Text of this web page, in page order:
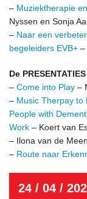
– Muziektherapie
Nyssen en Sonja
– Naar een
begeleiders EVB+ –
De
– Come into Play –
– Music Therpay to
People with
Work – Koert van
– Ilona van de
– Route naar
24 / 04 /